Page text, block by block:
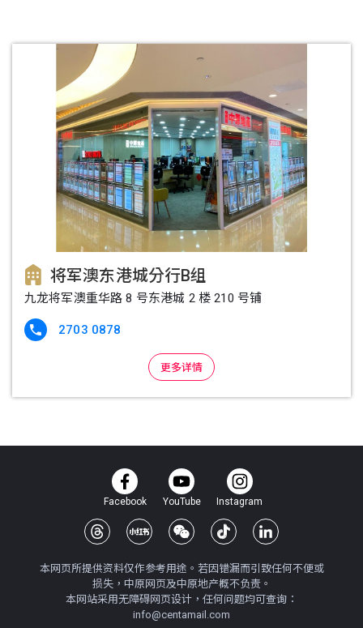
将军澳东港城分行B组
九龙将军澳重华路 8 号东港城 2 楼 210 号铺
 2703 0878
更多详情
Facebook YouTube Instagram
本网页所提供资料仅作参考用途。若因错漏而引致任何不便或
损失，中原网页及中原地产概不负责。
本网站采用无障碍网页设计，任何问题均可查询：
info@centamail.com